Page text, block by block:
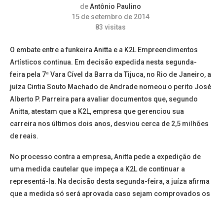
deAntônio Paulino
15 de setembro de 2014
83 visitas
O embate entre a funkeira Anitta e a K2L Empreendimentos
Artísticos continua. Em decisão expedida nesta segunda-
feira pela 7ª Vara Cível da Barra da Tijuca, no Rio de Janeiro, a
juíza Cintia Souto Machado de Andrade nomeou o perito José
Alberto P. Parreira para avaliar documentos que, segundo
Anitta, atestam que a K2L, empresa que gerenciou sua
carreira nos últimos dois anos, desviou cerca de 2,5 milhões
de reais.
No processo contra a empresa, Anitta pede a expedição de
uma medida cautelar que impeça a K2L de continuar a
representá-la. Na decisão desta segunda-feira, a juíza afirma
que a medida só será aprovada caso sejam comprovados os